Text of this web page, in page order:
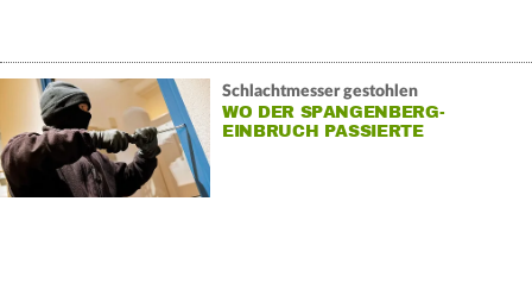
Schlachtmesser gestohlen
WO DER SPANGENBERG-
EINBRUCH PASSIERTE